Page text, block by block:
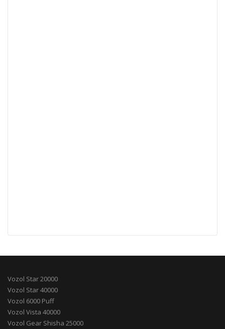
Vozol Star 20000
Vozol Star 40000
Vozol 6000 Puff
Vozol Vista 40000
Vozol Gear Shisha 25000